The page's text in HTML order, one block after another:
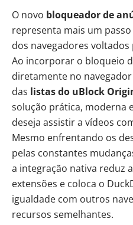
O novo bloqueador de
representa mais um
dos navegadores voltados
Ao incorporar o bloqueio
diretamente no
das listas do uBlock
solução prática, moderna
deseja assistir a vídeos
Mesmo enfrentando os
pelas constantes
a integração nativa reduz
extensões e coloca o
igualdade com outros
recursos semelhantes.